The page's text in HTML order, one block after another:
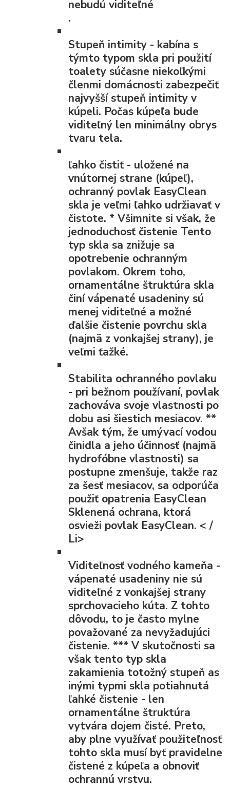
nebudú viditeľné
.
Stupeň intimity - kabína s
týmto typom skla pri použití
toalety súčasne niekoľkými
členmi domácnosti zabezpečiť
najvyšší stupeň intimity v
kúpeli. Počas kúpeľa bude
viditeľný len minimálny obrys
tvaru tela.
ľahko čistiť - uložené na
vnútornej strane (kúpeľ),
ochranný povlak EasyClean
skla je veľmi ľahko udržiavať v
čistote. *Všimnite si však, že
jednoduchosť čistenie Tento
typ skla sa znižuje sa
opotrebenie ochranným
povlakom. Okrem toho,
ornamentálne štruktúra skla
činí vápenaté usadeniny sú
menej viditeľné a možné
ďalšie čistenie povrchu skla
(najmä z vonkajšej strany), je
veľmi ťažké.
Stabilita ochranného povlaku
- pri bežnom používaní, povlak
zachováva svoje vlastnosti po
dobu asi šiestich mesiacov. **
Avšak tým, že umývací vodou
činidla a jeho účinnosť (najmä
hydrofóbne vlastnosti) sa
postupne zmenšuje, takže raz
za šesť mesiacov, sa odporúča
použiť opatrenia EasyClean
Sklenená ochrana, ktorá
osvieži povlak EasyClean. < /
Li>
Viditeľnosť vodného kameňa -
vápenaté usadeniny nie sú
viditeľné z vonkajšej strany
sprchovacieho kúta. Z tohto
dôvodu, to je často mylne
považované za nevyžadujúci
čistenie. ***V skutočnosti sa
však tento typ skla
zakamienia totožný stupeň as
inými typmi skla potiahnutá
ľahké čistenie - len
ornamentálne štruktúra
vytvára dojem čisté. Preto,
aby plne využívať použiteľnosť
tohto skla musí byť pravidelne
čistené z kúpeľa a obnoviť
ochrannú vrstvu.